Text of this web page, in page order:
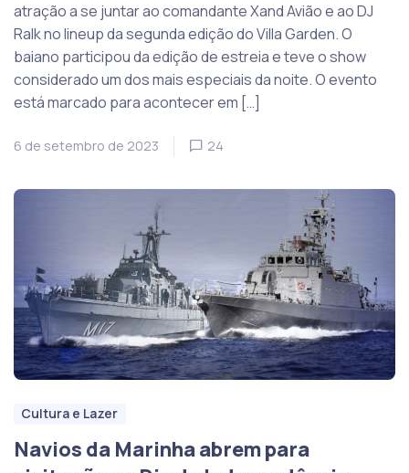
atração a se juntar ao comandante Xand Avião e ao DJ
Ralk no lineup da segunda edição do Villa Garden. O
baiano participou da edição de estreia e teve o show
considerado um dos mais especiais da noite. O evento
está marcado para acontecer em […]
6 de setembro de 2023 24
Cultura e Lazer
Navios da Marinha abrem para